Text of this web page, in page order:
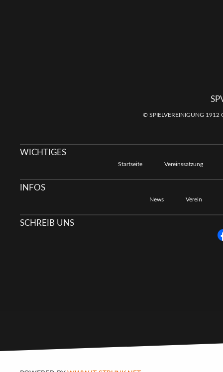
© SPIELVEREINIGUNG 1912
WICHTIGES
Startseite Vereinssatzung
INFOS
News Verein
SCHREIB UNS